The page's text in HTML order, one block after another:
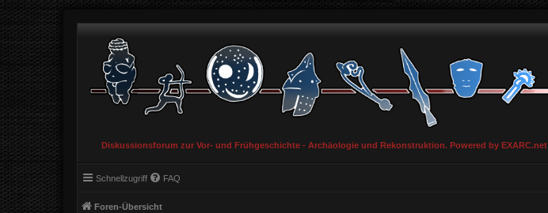
Diskussionsforum zur Vor- und Frühgeschichte - Archäologie und Rekonstruktion. Powered by EXARC.net
Schnellzugriff FAQ
Foren-Übersicht